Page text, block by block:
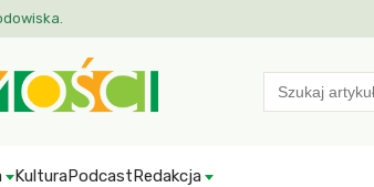
Search
for:
KulturaPodcastRedakcja